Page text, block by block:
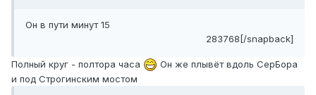
Он в пути минут 15
283768[/snapback]
Полный круг - полтора часа
Он же плывёт вдоль СерБора
и под Строгинским мостом